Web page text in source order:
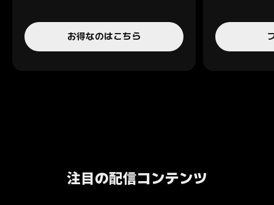
お得なのはこちら
注目の配信コンテンツ